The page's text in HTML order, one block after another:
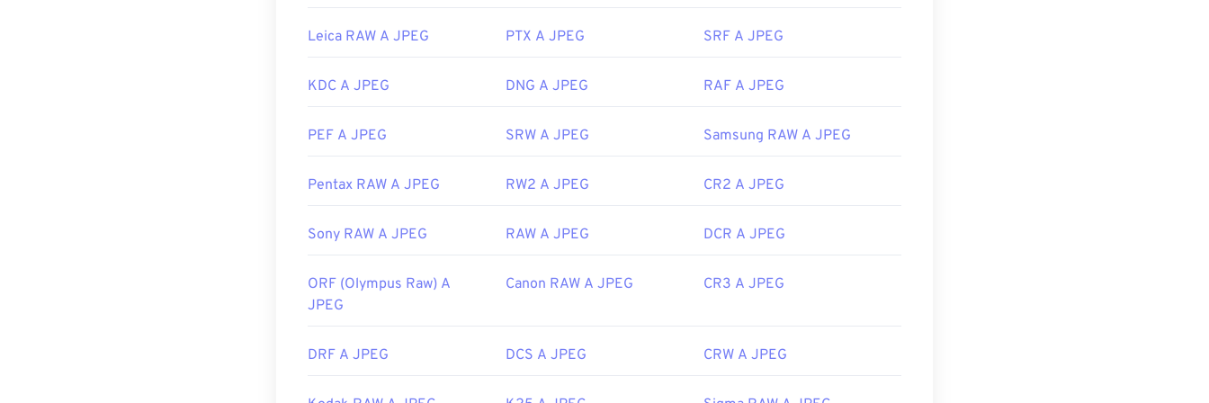
applicazioni Microsoft come
Microsoft Fotoe sulle applicazioni Mac OS come
Link utili:
https://www.lifewire.com/jpg-jpeg-file-4139913
Leica RAW A JPEG PTX A JPEG SRF A JPEG
KDC A JPEG DNG A JPEG RAF A JPEG
PEF A JPEG SRW A JPEG Samsung RAW A JPEG
Pentax RAW A JPEG RW2 A JPEG CR2 A JPEG
Sony RAW A JPEG RAW A JPEG DCR A JPEG
ORF (Olympus Raw) A
JPEG
Canon RAW A JPEG CR3 A JPEG
DRF A JPEG DCS A JPEG CRW A JPEG